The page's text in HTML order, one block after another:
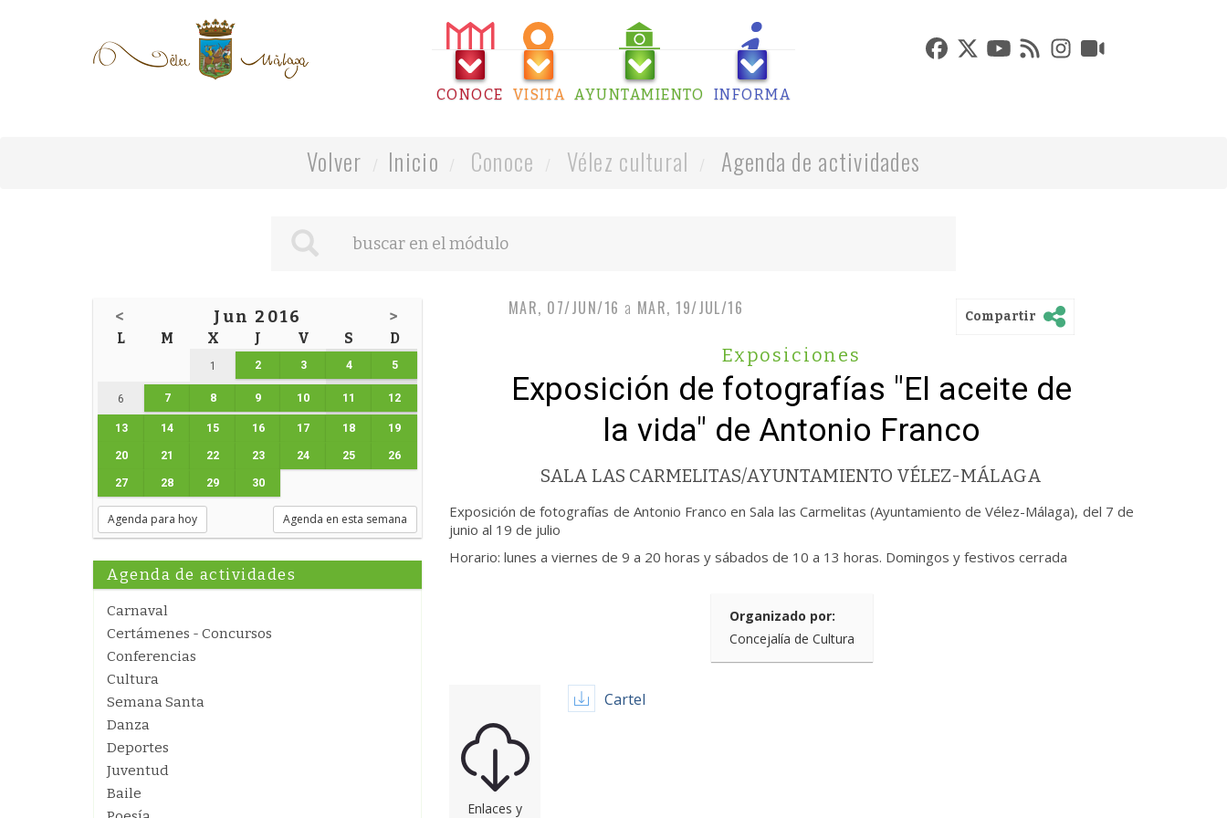
CONOCE VISITA AYUNTAMIENTO INFORMA
Volver Inicio Conoce Vélez cultural Agenda de actividades
< Jun 2016 >
L M X J V S D
1 2 3 4 5
6 7 8 9 10 11 12
13 14 15 16 17 18 19
20 21 22 23 24 25 26
27 28 29 30
Agenda para hoy Agenda en esta semana
Agenda de actividades
Carnaval
Certámenes - Concursos
Conferencias
Cultura
Semana Santa
Danza
Deportes
Juventud
Baile
MAR, 07/JUN/16 a MAR, 19/JUL/16 Compartir
Exposiciones
Exposición de fotografías "El aceite de
la vida" de Antonio Franco
SALA LAS CARMELITAS/AYUNTAMIENTO VÉLEZ-MÁLAGA
Exposición de fotografías de Antonio Franco en Sala las Carmelitas (Ayuntamiento de Vélez-Málaga), del 7 de
junio al 19 de julio
Horario: lunes a viernes de 9 a 20 horas y sábados de 10 a 13 horas. Domingos y festivos cerrada
Organizado por:
Concejalía de Cultura
Enlaces y
Cartel